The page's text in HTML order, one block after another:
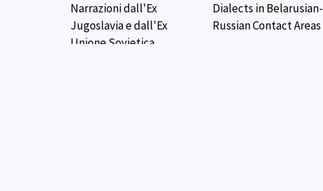
Narrazioni dall'Ex
Jugoslavia e dall'Ex
Unione Sovietica
Dialects in Belarusian-
Russian Contact Areas